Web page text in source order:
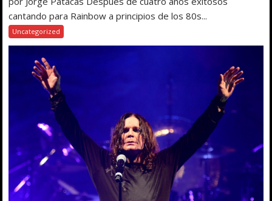
cantando para Rainbow a principios de los 80s...
Uncategorized